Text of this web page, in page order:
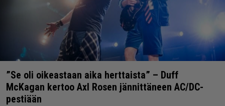
”Se oli oikeastaan aika herttaista” – Duff
McKagan kertoo Axl Rosen jännittäneen AC/DC-
pestiään